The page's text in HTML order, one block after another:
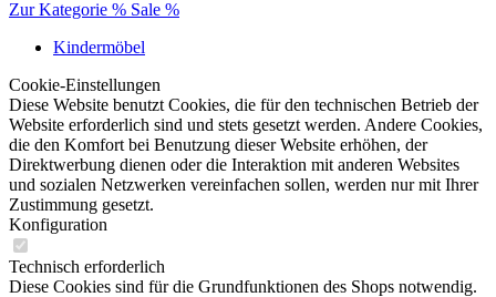
Zur Kategorie % Sale %
Kindermöbel
Cookie-Einstellungen
Diese Website benutzt Cookies, die für den technischen Betrieb der
Website erforderlich sind und stets gesetzt werden. Andere Cookies,
die den Komfort bei Benutzung dieser Website erhöhen, der
Direktwerbung dienen oder die Interaktion mit anderen Websites
und sozialen Netzwerken vereinfachen sollen, werden nur mit Ihrer
Zustimmung gesetzt.
Konfiguration
Technisch erforderlich
Diese Cookies sind für die Grundfunktionen des Shops notwendig.